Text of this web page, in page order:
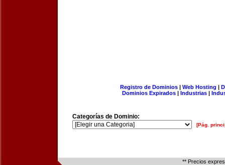
Registro de Dominios| Web Hosting |
Dominios Expirados | Industrias |
Categorías de Dominio:
[Pág.
** Precios